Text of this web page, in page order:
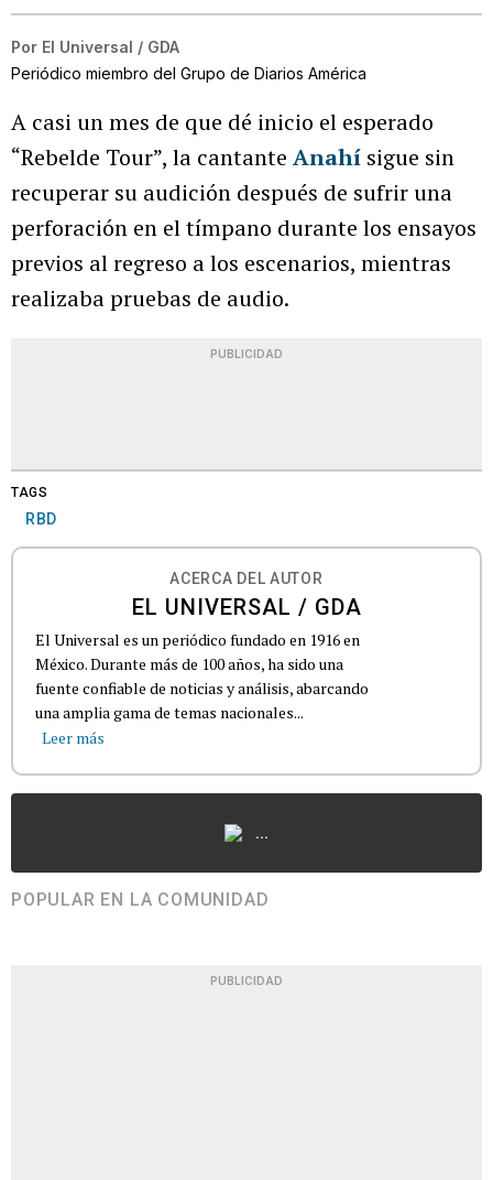
Por El Universal / GDA
Periódico miembro del Grupo de Diarios América
A casi un mes de que dé inicio el esperado
“Rebelde Tour”, la cantante Anahí sigue sin
recuperar su audición después de sufrir una
perforación en el tímpano durante los ensayos
previos al regreso a los escenarios, mientras
realizaba pruebas de audio.
PUBLICIDAD
TAGS
RBD
ACERCA DEL AUTOR
EL UNIVERSAL / GDA
El Universal es un periódico fundado en 1916 en
México. Durante más de 100 años, ha sido una
fuente confiable de noticias y análisis, abarcando
una amplia gama de temas nacionales...
Leer más
...
POPULAR EN LA COMUNIDAD
PUBLICIDAD